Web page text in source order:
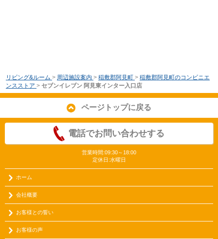
リビング&ルーム > 周辺施設案内 > 稲敷郡阿見町 > 稲敷郡阿見町のコンビニエ
ンスストア > セブンイレブン 阿見東インター入口店
ページトップに戻る
電話でお問い合わせする
営業時間:09:30～18:00
定休日:水曜日
ホーム
会社概要
お客様との誓い
お客様の声